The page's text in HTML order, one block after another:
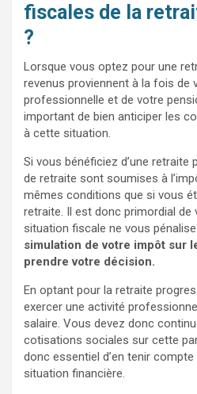
fiscales de la
?
Lorsque vous optez pour une
revenus proviennent à la fois de
professionnelle et de votre
important de bien anticiper les
à cette situation.
Si vous bénéficiez d’une retraite
de retraite sont soumises à
mêmes conditions que si vous
retraite. Il est donc primordial de
situation fiscale ne vous
simulation de votre impôt sur
prendre votre décision.
En optant pour la retraite
exercer une activité
salaire. Vous devez donc
cotisations sociales sur cette
donc essentiel d’en tenir
situation financière.